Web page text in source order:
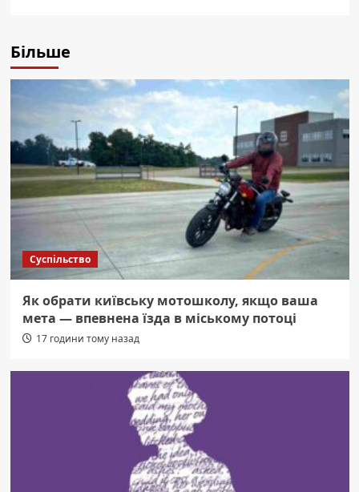
Більше
Суспільство
Як обрати київську мотошколу, якщо ваша
мета — впевнена їзда в міському потоці
17 години тому назад